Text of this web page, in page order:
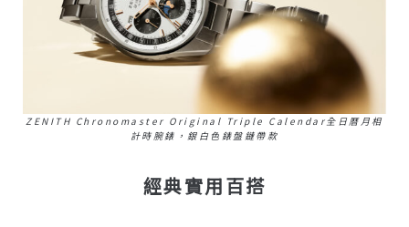
ZENITH Chronomaster Original Triple Calendar全日曆月相
計時腕錶，銀白色錶盤鏈帶款
經典實用百搭